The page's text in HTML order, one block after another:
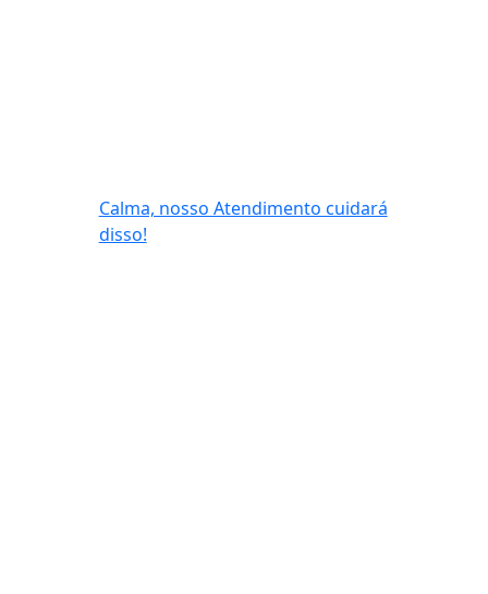
Calma, nosso Atendimento cuidará
disso!